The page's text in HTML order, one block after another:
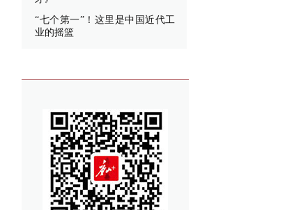
“七个第一”！这里是中国近代工
业的摇篮